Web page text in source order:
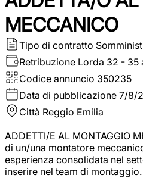
MECCANICO
Tipo di contratto
Retribuzione Lorda 32 - 35
Codice annuncio 350235
Data di pubblicazione 7/8/
Città Reggio Emilia
ADDETTI/E AL MONTAGGIO
di un/una montatore
esperienza consolidata nel
inserire nel team di montaggio.